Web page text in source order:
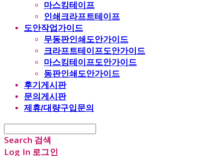
마스킹테이프
인쇄크라프트테이프
도안작업가이드
무동판인쇄도안가이드
크라프트테이프도안가이드
마스킹테이프도안가이드
동판인쇄도안가이드
후기게시판
문의게시판
제휴/대량구입문의
Search 검색
Log In 로그인